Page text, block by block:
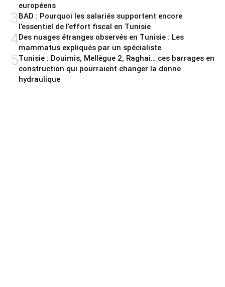
européens
3BAD : Pourquoi les salariés supportent encore
l’essentiel de l’effort fiscal en Tunisie
4Des nuages étranges observés en Tunisie : Les
mammatus expliqués par un spécialiste
5Tunisie : Douimis, Mellègue 2, Raghai… ces barrages en
construction qui pourraient changer la donne
hydraulique